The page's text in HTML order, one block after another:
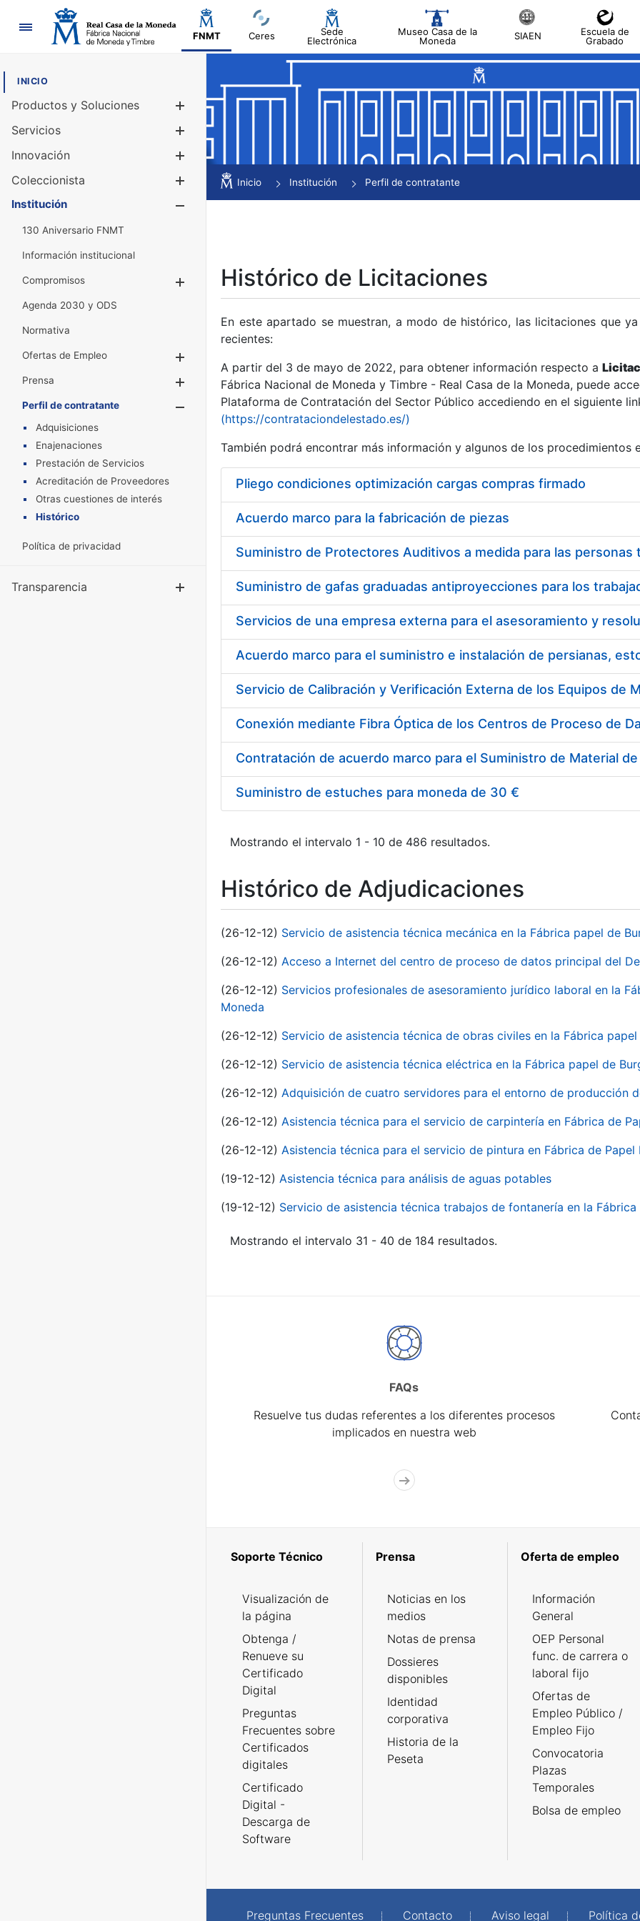
Navegación
FNMT Ceres
Sede
Electrónica
Museo Casa de la
Moneda
SIAEN
Escuela de
Grabado
INICIO
Productos y Soluciones
Mostrar/Ocultar
Servicios
Innovación
Coleccionista
Mostrar/Ocultar
Institución
130 Aniversario FNMT
Información institucional
Compromisos
Mostrar/Ocultar
Agenda 2030 y ODS
Normativa
Ofertas de Empleo
Prensa
Mostrar/Ocultar
Perfil de contratante
Mostrar/Ocultar
Adquisiciones
Enajenaciones
Prestación de Servicios
Acreditación de Proveedores
Otras cuestiones de interés
Histórico
Política de privacidad
Transparencia Mostrar/Ocultar
Inicio Institución Perfil de contratante
Histórico de Licitaciones
En este apartado se muestran, a modo de histórico, las licitaciones que
recientes:
A partir del 3 de mayo de 2022, para obtener información respecto a
Fábrica Nacional de Moneda y Timbre - Real Casa de la Moneda, puede
Plataforma de Contratación del Sector Público accediendo en el siguiente
(https://contrataciondelestado.es/)
También podrá encontrar más información y algunos de los procedimientos
Pliego condiciones optimización cargas compras firmado
Acuerdo marco para la fabricación de piezas
Acuerdo marco para el suministro e instalación de persianas,
Suministro de estuches para moneda de 30 €
Mostrando el intervalo 1 - 10 de 486 resultados.
Histórico de Adjudicaciones
(26-12-12) Servicio de asistencia técnica mecánica en la Fábrica papel de
(26-12-12) Acceso a Internet del centro de proceso de datos principal del
(26-12-12) Servicios profesionales de asesoramiento jurídico laboral en la
Moneda
(26-12-12) Servicio de asistencia técnica de obras civiles en la Fábrica
(26-12-12) Servicio de asistencia técnica eléctrica en la Fábrica papel de
(26-12-12) Adquisición de cuatro servidores para el entorno de producción
(26-12-12) Asistencia técnica para el servicio de carpintería en Fábrica de
(26-12-12) Asistencia técnica para el servicio de pintura en Fábrica de Papel
(19-12-12) Asistencia técnica para análisis de aguas potables
(19-12-12) Servicio de asistencia técnica trabajos de fontanería en la
Mostrando el intervalo 31 - 40 de 184 resultados.
FAQs
Resuelve tus dudas referentes a los diferentes procesos
implicados en nuestra web
Soporte Técnico
Visualización de
la página
Obtenga /
Renueve su
Certificado
Digital
Preguntas
Frecuentes sobre
Certificados
digitales
Certificado
Digital -
Descarga de
Software
Prensa
Noticias en los
medios
Notas de prensa
Dossieres
disponibles
Identidad
corporativa
Historia de la
Peseta
Oferta de empleo
Información
General
OEP Personal
func. de carrera o
laboral fijo
Ofertas de
Empleo Público /
Empleo Fijo
Convocatoria
Plazas
Temporales
Bolsa de empleo
Preguntas Frecuentes Contacto Aviso legal Política